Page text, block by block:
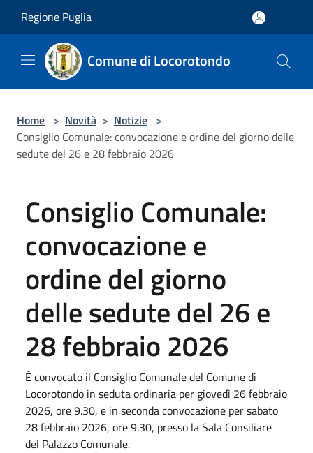
Regione Puglia
Comune di Locorotondo
Home > Novità > Notizie >
Consiglio Comunale: convocazione e ordine del giorno delle
sedute del 26 e 28 febbraio 2026
Consiglio Comunale:
convocazione e
ordine del giorno
delle sedute del 26 e
28 febbraio 2026
È convocato il Consiglio Comunale del Comune di
Locorotondo in seduta ordinaria per giovedì 26 febbraio
2026, ore 9.30, e in seconda convocazione per sabato
28 febbraio 2026, ore 9.30, presso la Sala Consiliare
del Palazzo Comunale.